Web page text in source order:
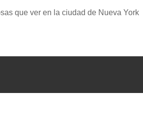
que ver en la ciudad de Nueva York